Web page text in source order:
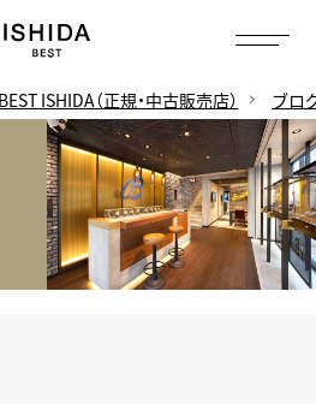
ISHIDA（正規・中古販売店） ブロ